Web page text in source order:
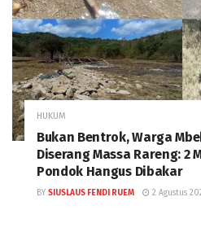
HUKUM
Bukan Bentrok, Warga
Diserang Massa Rareng: 2
Pondok Hangus Dibakar
BY SIUSLAUS FENDI RUEM 2 Agustus